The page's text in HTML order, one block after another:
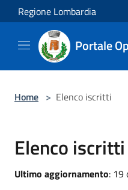
Salta al contenuto principale
Regione Lombardia
Portale
Home > Elenco iscritti
Elenco iscritti
Ultimo aggiornamento: 19